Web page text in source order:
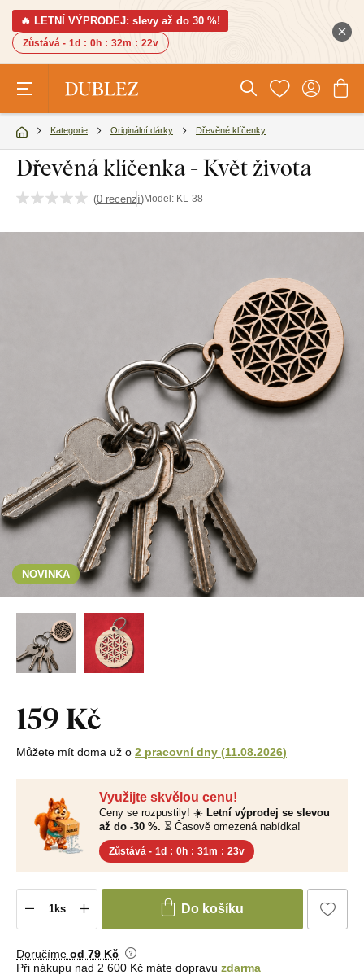
🔥 LETNÍ VÝPRODEJ: slevy až do 30 %!
Zůstává - 1d : 0h : 32m : 21v
Kategorie Originální dárky Dřevěné klíčenky
Dřevěná klíčenka - Květ života
(0 recenzí)Model: KL-38
NOVINKA
Využijte skvělou cenu!
Ceny se rozpustily! ☀️ Letní výprodej se slevou
až do -30 %. ⏳ Časově omezená nabídka!
Zůstává - 1d : 0h : 31m : 22v
159 Kč
Můžete mít doma už o 2 pracovní dny (11.08.2026)
Do košíku
Doručíme od 79 Kč
Při nákupu nad 2 600 Kč máte dopravu zdarma